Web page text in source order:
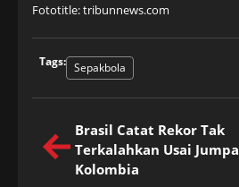
Fototitle: tribunnews.com
Tags: Sepakbola
Brasil Catat Rekor Tak
Terkalahkan Usai Jumpa
Kolombia